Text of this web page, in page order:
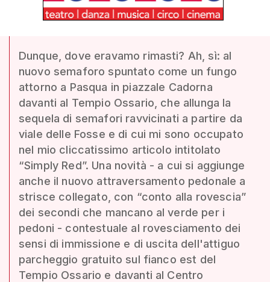
Dunque, dove eravamo rimasti? Ah, sì: al
nuovo semaforo spuntato come un fungo
attorno a Pasqua in piazzale Cadorna
davanti al Tempio Ossario, che allunga la
sequela di semafori ravvicinati a partire da
viale delle Fosse e di cui mi sono occupato
nel mio cliccatissimo articolo intitolato
“Simply Red”. Una novità - a cui si aggiunge
anche il nuovo attraversamento pedonale a
strisce collegato, con “conto alla rovescia”
dei secondi che mancano al verde per i
pedoni - contestuale al rovesciamento dei
sensi di immissione e di uscita dell'attiguo
parcheggio gratuito sul fianco est del
Tempio Ossario e davanti al Centro